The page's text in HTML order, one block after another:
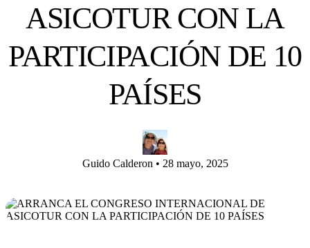
ASICOTUR CON LA
PARTICIPACIÓN DE 10
PAÍSES
Guido Calderon • 28 mayo, 2025